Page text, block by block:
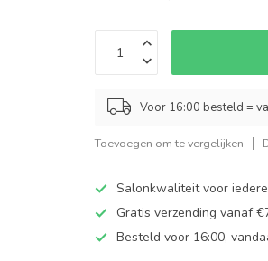
Voor 16:00 besteld =
Toevoegen om te vergelijken
Salonkwaliteit voor
Gratis verzending vanaf
Besteld voor 16:00,